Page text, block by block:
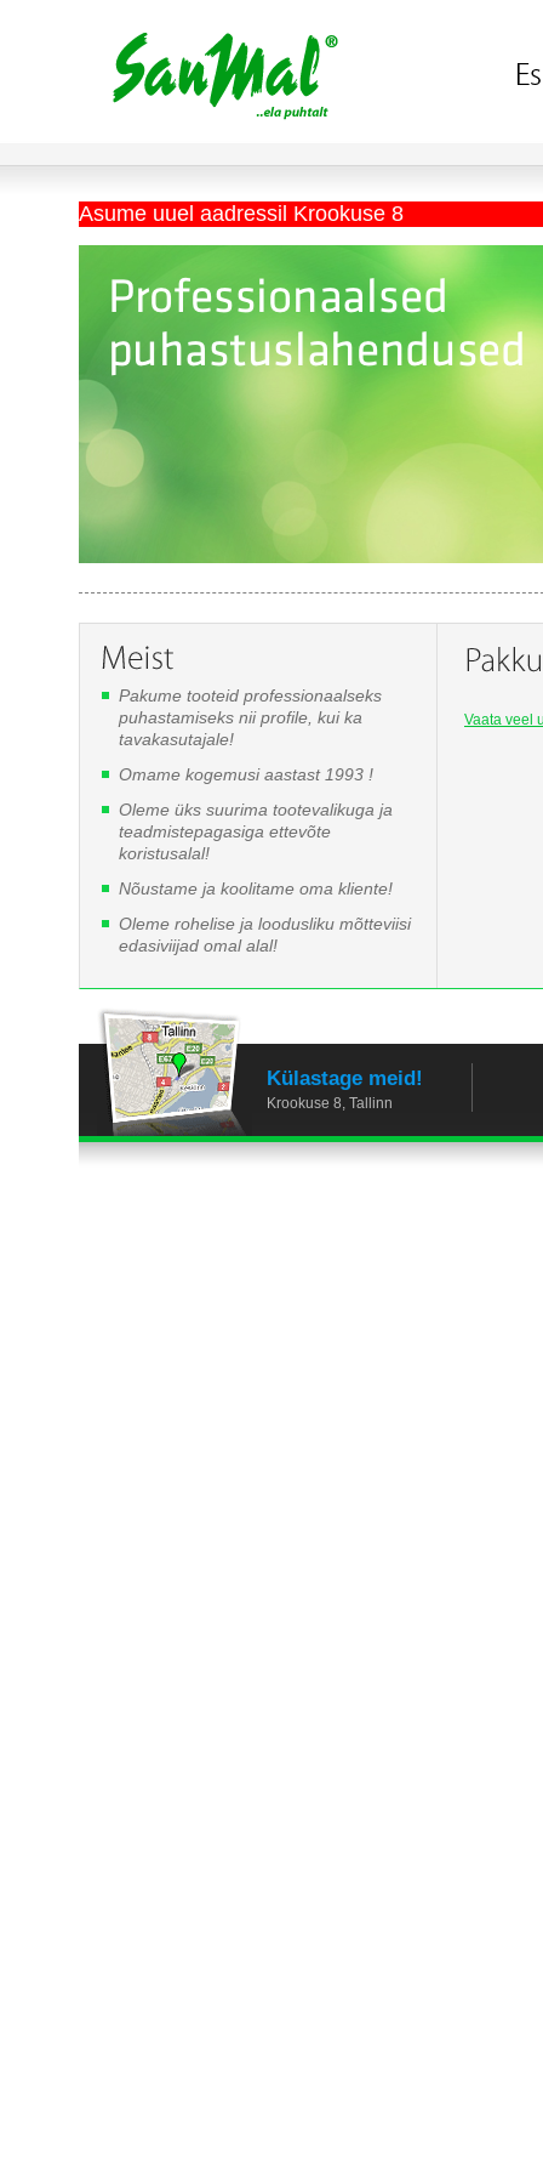
Asume uuel aadressil Krookuse 8
Vaata veel
Pakume tooteid professionaalseks
puhastamiseks nii profile, kui ka
tavakasutajale!
Omame kogemusi aastast 1993 !
Oleme üks suurima tootevalikuga ja
teadmistepagasiga ettevõte
koristusalal!
Nõustame ja koolitame oma kliente!
Oleme rohelise ja loodusliku mõtteviisi
edasiviijad omal alal!
Külastage meid!
Krookuse 8, Tallinn